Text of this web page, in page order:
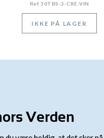
Ref. 30TBS-3-CRE-VIN
Verden